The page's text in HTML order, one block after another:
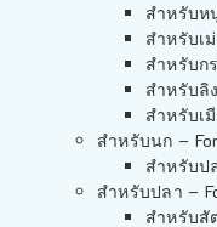
สำหรับห
สำหรับเ
สำหรับก
สำหรับลิ
สำหรับเ
สำหรับนก –
สำหรับป
สำหรับปลา –
สำหรับสั